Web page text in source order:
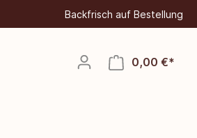
Backfrisch auf Bestellung
0,00 €*